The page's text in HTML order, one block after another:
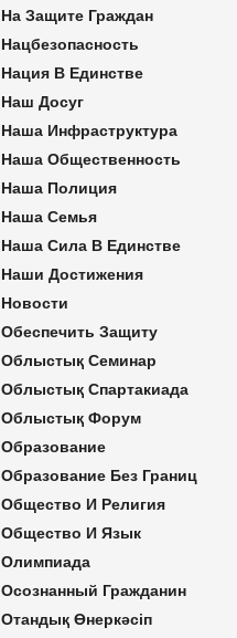
На Защите Граждан
Нацбезопасность
Нация В Единстве
Наш Досуг
Наша Инфраструктура
Наша Общественность
Наша Полиция
Наша Семья
Наша Сила В Единстве
Наши Достижения
Новости
Обеспечить Защиту
Облыстық Семинар
Облыстық Спартакиада
Облыстық Форум
Образование
Образование Без Границ
Общество И Религия
Общество И Язык
Олимпиада
Осознанный Гражданин
Отандық Өнеркәсіп